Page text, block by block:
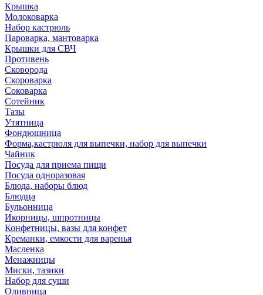
Крышка
Молоковарка
Набор кастрюль
Пароварка, мантоварка
Крышки для СВЧ
Противень
Сковорода
Скороварка
Соковарка
Сотейник
Тазы
Утятница
Фондюшница
Форма,кастрюля для выпечки, набор для выпечки
Чайник
Посуда для приема пищи
Посуда одноразовая
Блюда, наборы блюд
Блюдца
Бульонница
Икорницы, шпротницы
Конфетницы, вазы для конфет
Креманки, емкости для варенья
Масленка
Менажницы
Миски, тазики
Набор для суши
Оливница